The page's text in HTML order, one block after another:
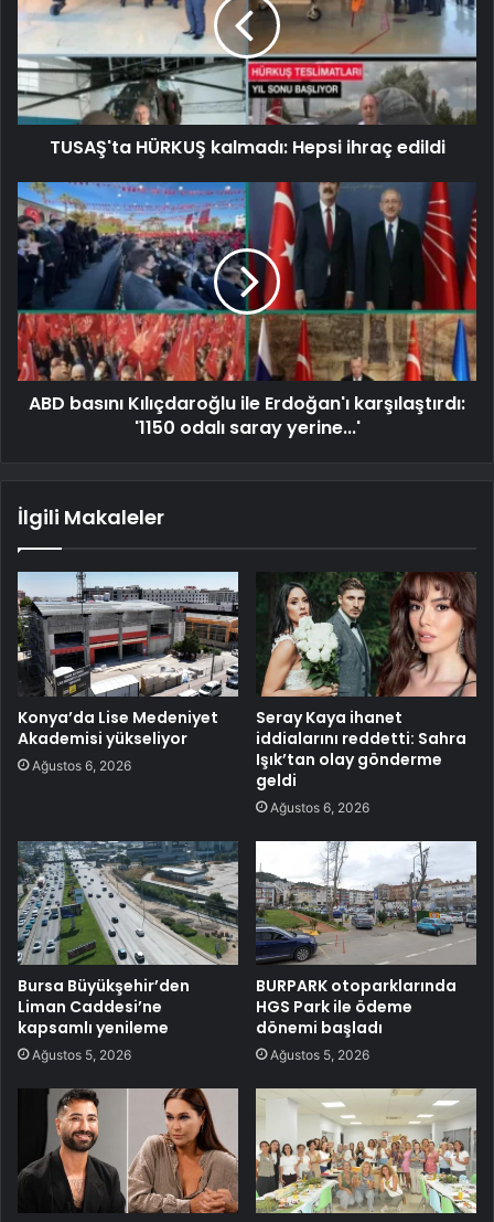
TUSAŞ'ta HÜRKUŞ kalmadı: Hepsi ihraç edildi
ABD basını Kılıçdaroğlu ile Erdoğan'ı karşılaştırdı:
'1150 odalı saray yerine...'
İlgili Makaleler
Konya’da Lise Medeniyet
Akademisi yükseliyor
Ağustos 6, 2026
Seray Kaya ihanet
iddialarını reddetti: Sahra
Işık’tan olay gönderme
geldi
Ağustos 6, 2026
Bursa Büyükşehir’den
Liman Caddesi’ne
kapsamlı yenileme
Ağustos 5, 2026
BURPARK otoparklarında
HGS Park ile ödeme
dönemi başladı
Ağustos 5, 2026